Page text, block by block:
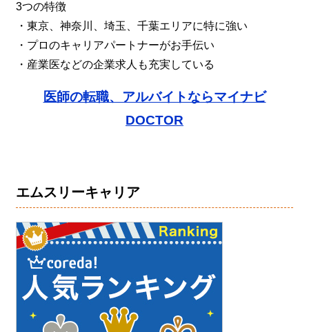
3つの特徴
・東京、神奈川、埼玉、千葉エリアに特に強い
・プロのキャリアパートナーがお手伝い
・産業医などの企業求人も充実している
医師の転職、アルバイトならマイナビ
DOCTOR
エムスリーキャリア